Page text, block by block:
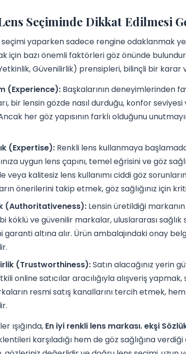
Seçiminde Dikkat Edilmesi
seçimi yaparken sadece rengine odaklanmak
için bazı önemli faktörleri göz önünde
Güvenilirlik) prensipleri, bilinçli bir
(Experience): Başkalarının deneyimlerinden
bir lensin gözde nasıl durduğu, konfor
her göz yapısının farklı olduğunu
(Expertise): Renkli lens kullanmaya
uygun lens çapını, temel eğrisini ve göz
veya kalitesiz lens kullanımı ciddi göz
önerilerini takip etmek, göz sağlığınız için
(Authoritativeness): Lensin üretildiği
köklü ve güvenilir markalar, uluslararası
garanti altına alır. Ürün ambalajındaki onay
(Trustworthiness):Satın alacağınız yerin
online satıcılar aracılığıyla alışveriş
resmi satış kanallarını tercih etmek,
ışığında, En iyi renkli lens markası. ekşi
karşıladığı hem de göz sağlığına